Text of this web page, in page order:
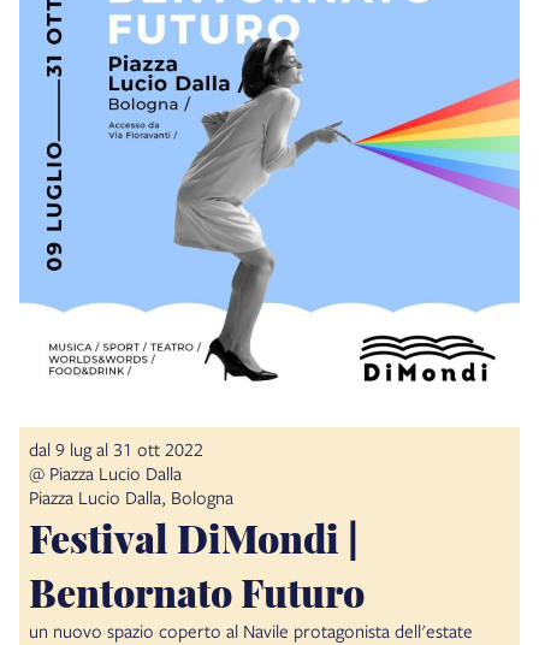
dal 9 lug al 31 ott 2022
@ Piazza Lucio Dalla
Piazza Lucio Dalla, Bologna
Festival DiMondi |
Bentornato Futuro
un nuovo spazio coperto al Navile protagonista dell'estate